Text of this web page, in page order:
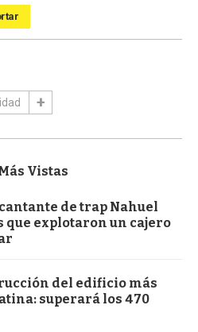
Vistas
de trap Nahuel
que explotaron un cajero
del edificio más
superará los 470